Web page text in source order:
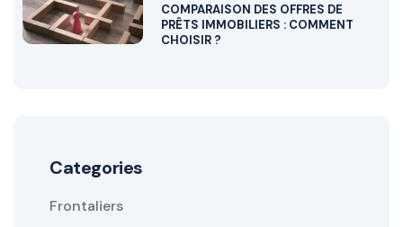
COMPARAISON DES OFFRES DE
PRÊTS IMMOBILIERS : COMMENT
CHOISIR ?
Categories
Frontaliers